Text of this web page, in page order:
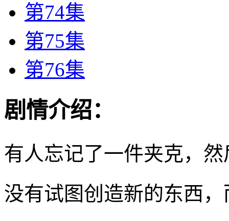
第74集
第75集
第76集
剧情介绍：
有人忘记了一件夹克，
没有试图创造新的东西